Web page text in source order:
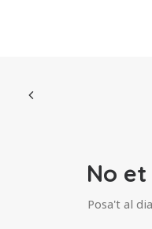
No
Posa't al